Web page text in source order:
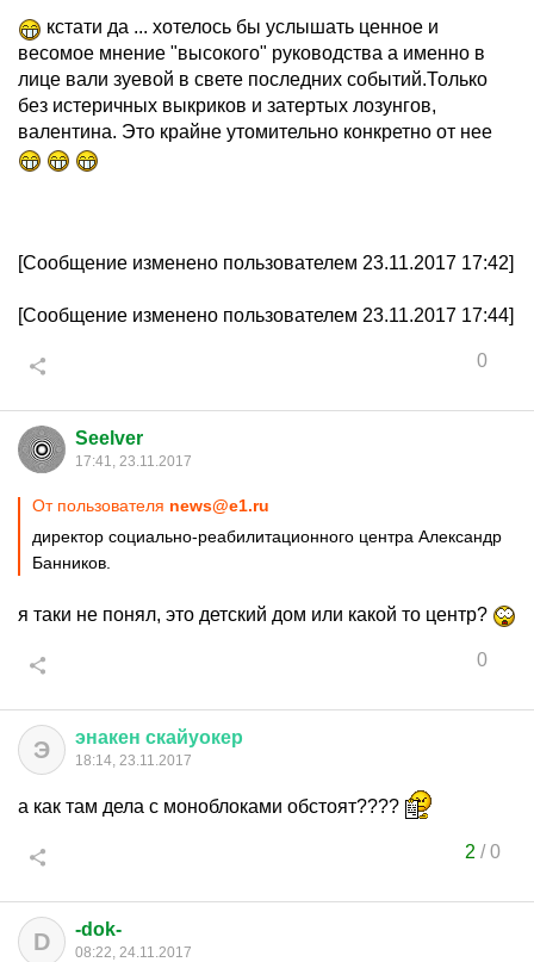
кстати да ... хотелось бы услышать ценное и
весомое мнение "высокого" руководства а именно в
лице вали зуевой в свете последних событий.Только
без истеричных выкриков и затертых лозунгов,
валентина. Это крайне утомительно конкретно от нее
[Сообщение изменено пользователем 23.11.2017 17:42]
[Сообщение изменено пользователем 23.11.2017 17:44]
0
Seelver
17:41, 23.11.2017
От пользователя news@e1.ru
директор социально-реабилитационного центра Александр
Банников.
я таки не понял, это детский дом или какой то центр?
0
Э энакен скайуокер
18:14, 23.11.2017
а как там дела с моноблоками обстоят????
2 /0
D -dok-
08:22, 24.11.2017